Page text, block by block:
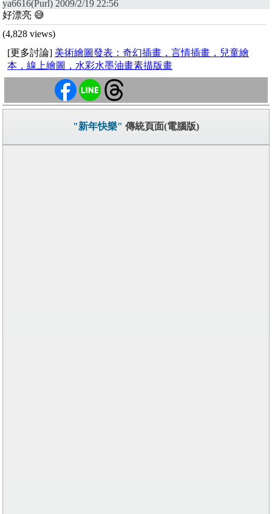
ya6616(Purl) 2009/2/19 22:56
好漂亮 😅
(4,828 views)
[更多討論] 美術繪圖發表：奇幻插畫，言情插畫，兒童繪
本，線上繪圖，水彩水墨油畫素描版畫
"新年快樂" 傳統頁面(電腦版)